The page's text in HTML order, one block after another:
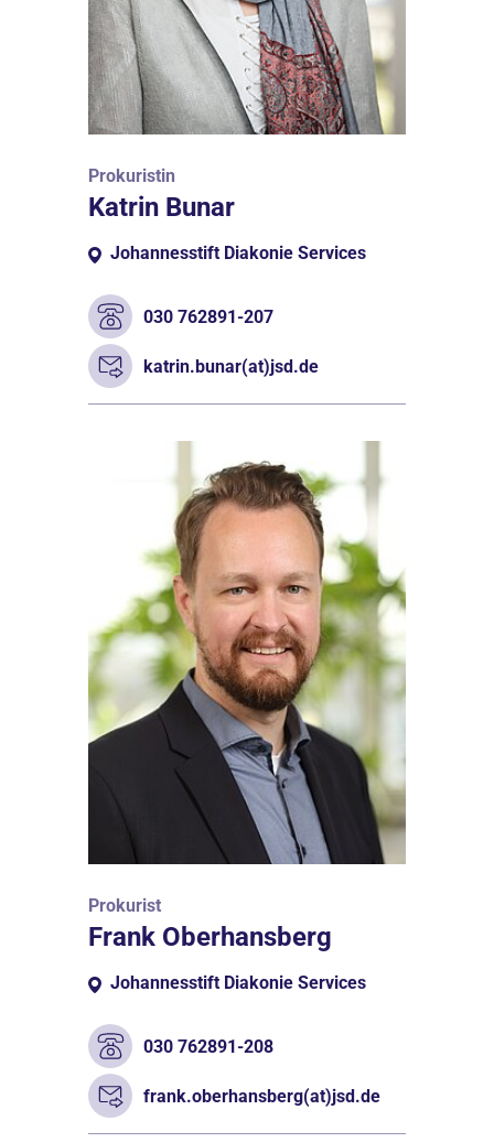
Prokuristin
Katrin Bunar
Johannesstift Diakonie Services
030 762891-207
katrin.bunar(at)jsd.de
Prokurist
Frank Oberhansberg
Johannesstift Diakonie Services
030 762891-208
frank.oberhansberg(at)jsd.de